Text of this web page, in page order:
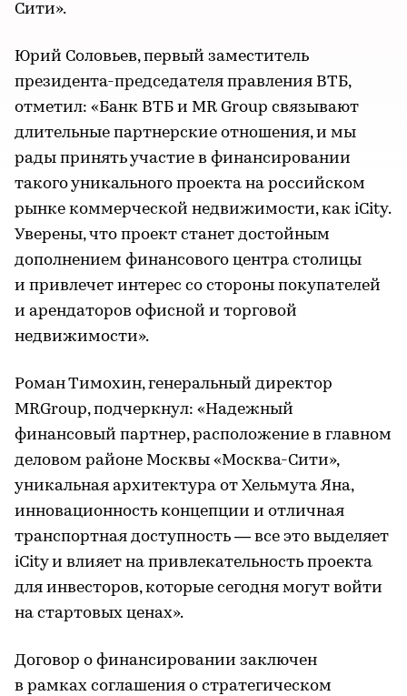
Сити».
Юрий Соловьев, первый заместитель
президента-председателя правления ВТБ,
отметил: «Банк ВТБ и MR Group связывают
длительные партнерские отношения, и мы
рады принять участие в финансировании
такого уникального проекта на российском
рынке коммерческой недвижимости, как iCity.
Уверены, что проект станет достойным
дополнением финансового центра столицы
и привлечет интерес со стороны покупателей
и арендаторов офисной и торговой
недвижимости».
Роман Тимохин, генеральный директор
MRGroup, подчеркнул: «Надежный
финансовый партнер, расположение в главном
деловом районе Москвы «Москва-Сити»,
уникальная архитектура от Хельмута Яна,
инновационность концепции и отличная
транспортная доступность — все это выделяет
iCity и влияет на привлекательность проекта
для инвесторов, которые сегодня могут войти
на стартовых ценах».
Договор о финансировании заключен
в рамках соглашения о стратегическом